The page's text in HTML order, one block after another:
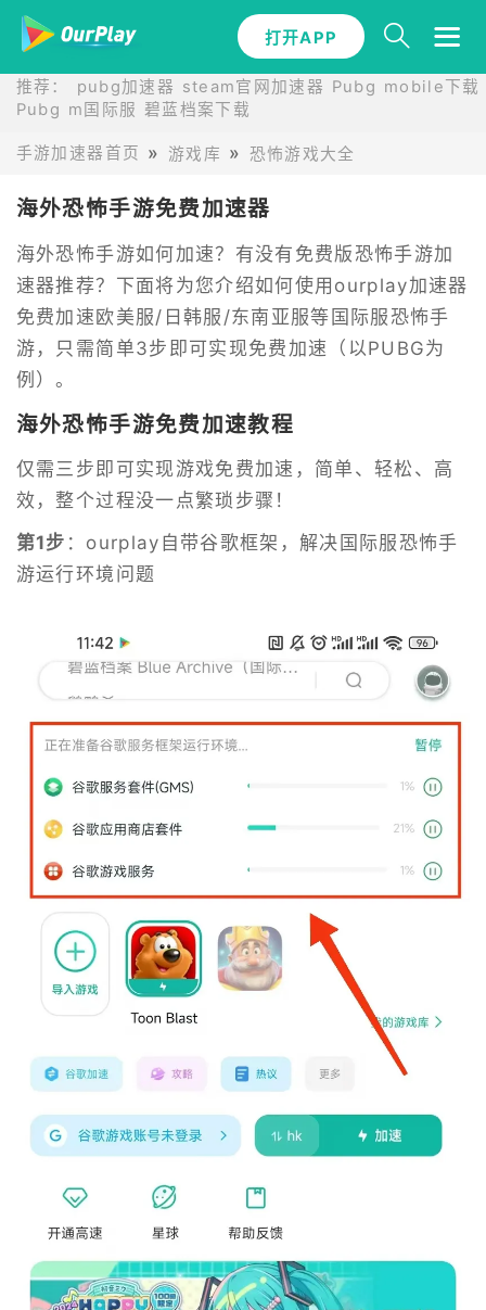
打开APP
推荐： pubg加速器 steam官网加速器 Pubg mobile下载
Pubg m国际服 碧蓝档案下载
手游加速器首页 游戏库 恐怖游戏大全
海外恐怖手游免费加速器
海外恐怖手游如何加速？有没有免费版恐怖手游加
速器推荐？下面将为您介绍如何使用ourplay加速器
免费加速欧美服/日韩服/东南亚服等国际服恐怖手
游，只需简单3步即可实现免费加速（以PUBG为
例）。
海外恐怖手游免费加速教程
仅需三步即可实现游戏免费加速，简单、轻松、高
效，整个过程没一点繁琐步骤！
第1步 ：ourplay自带谷歌框架，解决国际服恐怖手
游运行环境问题